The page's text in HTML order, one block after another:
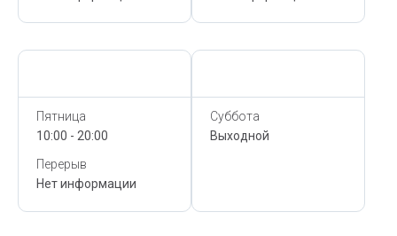
Пятница
10:00 - 20:00
Перерыв
Нет информации
Суббота
Выходной